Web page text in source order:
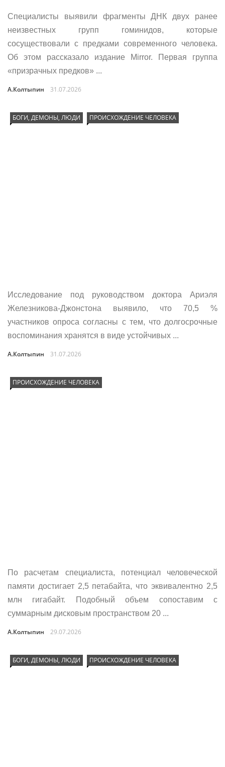
Специалисты выявили фрагменты ДНК двух ранее
неизвестных групп гоминидов, которые
сосуществовали с предками современного человека.
Об этом рассказало издание Mirror. Первая группа
«призрачных предков» ...
А.Колтыпин 31.07.2026
БОГИ, ДЕМОНЫ, ЛЮДИ ПРОИСХОЖДЕНИЕ ЧЕЛОВЕКА
Исследование под руководством доктора Ариэля
Железникова-Джонстона выявило, что 70,5 %
участников опроса согласны с тем, что долгосрочные
воспоминания хранятся в виде устойчивых ...
А.Колтыпин 31.07.2026
ПРОИСХОЖДЕНИЕ ЧЕЛОВЕКА
По расчетам специалиста, потенциал человеческой
памяти достигает 2,5 петабайта, что эквивалентно 2,5
млн гигабайт. Подобный объем сопоставим с
суммарным дисковым пространством 20 ...
А.Колтыпин 29.07.2026
БОГИ, ДЕМОНЫ, ЛЮДИ ПРОИСХОЖДЕНИЕ ЧЕЛОВЕКА